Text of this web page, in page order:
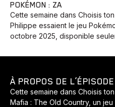
POKÉMON : ZA
Cette semaine dans Choisis
Philippe essaient le jeu
octobre 2025, disponible
À PROPOS DE L’ÉPISODE
Cette semaine dans Choisis
Mafia : The Old Country, un